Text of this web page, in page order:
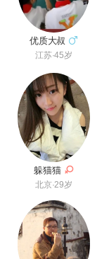
优质大叔
江苏·45岁
躲猫猫
北京·29岁